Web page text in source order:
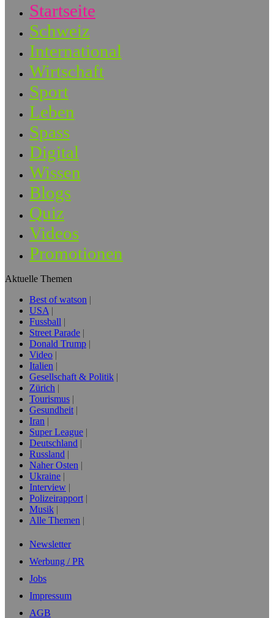
Startseite
Schweiz
International
Wirtschaft
Sport
Leben
Spass
Digital
Wissen
Blogs
Quiz
Videos
Promotionen
Aktuelle Themen
Best of watson
USA
Fussball
Street Parade
Donald Trump
Video
Italien
Gesellschaft & Politik
Zürich
Tourismus
Gesundheit
Iran
Super League
Deutschland
Russland
Naher Osten
Ukraine
Interview
Polizeirapport
Musik
Alle Themen
Newsletter
Werbung / PR
Jobs
Impressum
AGB